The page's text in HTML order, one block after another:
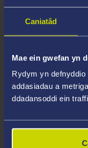
Caniatâd
Mae ein gwefan yn
Rydym yn
addasiadau a
ddadansoddi ein
Cysylltwch